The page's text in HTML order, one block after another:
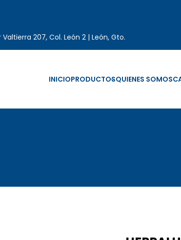
207, Col. León 2 | León, Gto.
INICIOPRODUCTOSQUIENES SOMOS